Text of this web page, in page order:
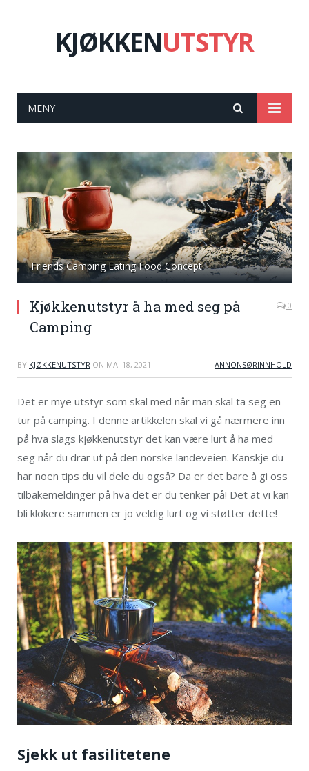
KJØKKENUTSTYR
MENY
Friends Camping Eating Food Concept
Kjøkkenutstyr å ha med seg på
Camping
0
BY KJØKKENUTSTYR ON MAI 18, 2021 ANNONSØRINNHOLD
Det er mye utstyr som skal med når man skal ta seg en
tur på camping. I denne artikkelen skal vi gå nærmere inn
på hva slags kjøkkenutstyr det kan være lurt å ha med
seg når du drar ut på den norske landeveien. Kanskje du
har noen tips du vil dele du også? Da er det bare å gi oss
tilbakemeldinger på hva det er du tenker på! Det at vi kan
bli klokere sammen er jo veldig lurt og vi støtter dette!
Sjekk ut fasilitetene